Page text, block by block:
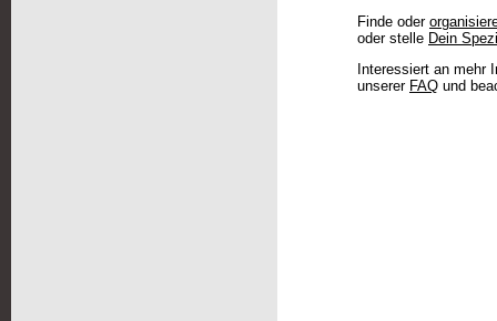
Finde oder
oder stelle Dein
Interessiert an mehr
unserer FAQ und